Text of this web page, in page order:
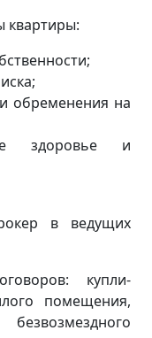
квартиры:
обременения на
здоровье и
в ведущих
купли-
помещения,